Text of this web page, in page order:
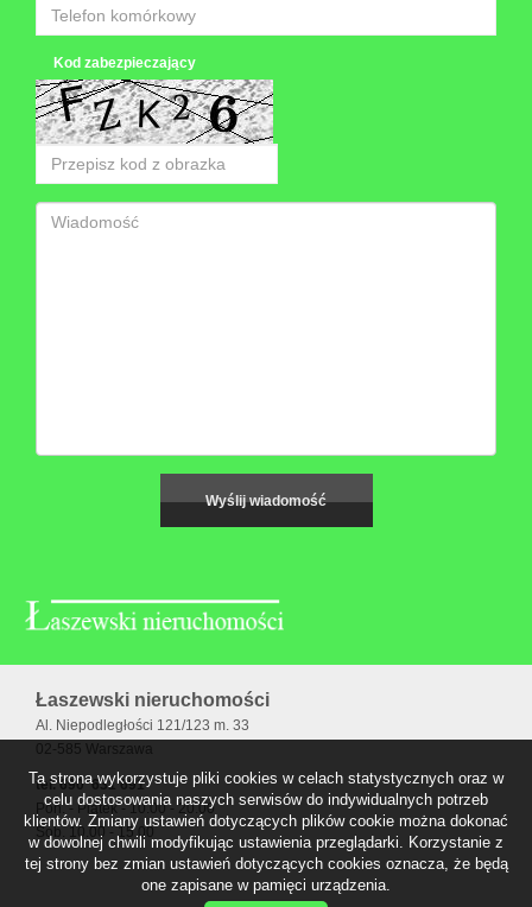
Kod zabezpieczający
Łaszewski nieruchomości
Al. Niepodległości 121/123 m. 33
02-585 Warszawa
tel. 690 631 691
Pon. - Piątek - 10.00 - 20.00
Sob. 10.00 - 15.00
Ta strona wykorzystuje pliki cookies w celach statystycznych oraz w
celu dostosowania naszych serwisów do indywidualnych potrzeb
klientów. Zmiany ustawień dotyczących plików cookie można dokonać
w dowolnej chwili modyfikując ustawienia przeglądarki. Korzystanie z
tej strony bez zmian ustawień dotyczących cookies oznacza, że będą
one zapisane w pamięci urządzenia.